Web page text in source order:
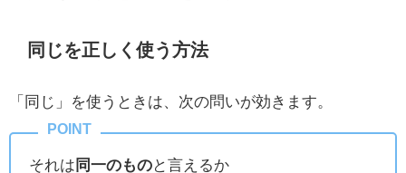
同じを正しく使う方法
「同じ」を使うときは、次の問いが効きます。
それは 同一のものと言えるか